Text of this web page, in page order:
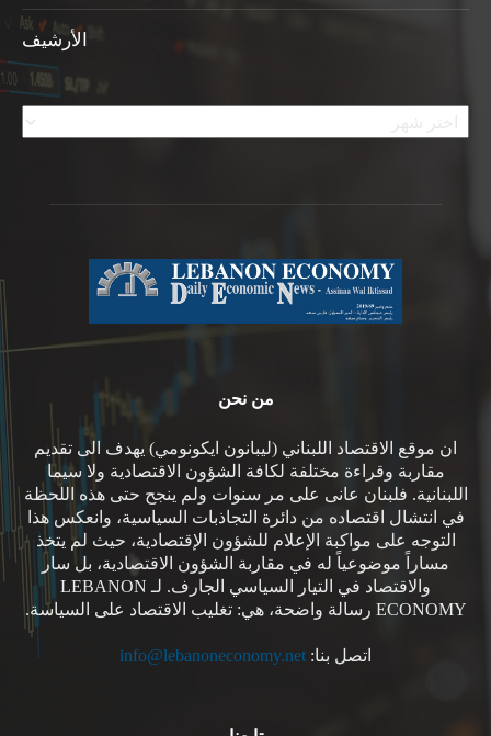
الأرشيف
الأرشيف
من نحن
ان موقع الاقتصاد اللبناني (ليبانون ايكونومي) يهدف الى تقديم
مقاربة وقراءة مختلفة لكافة الشؤون الاقتصادية ولا سيما
اللبنانية. فلبنان عانى على مر سنوات ولم ينجح حتى هذه اللحظة
في انتشال اقتصاده من دائرة التجاذبات السياسية، وانعكس هذا
التوجه على مواكبة الإعلام للشؤون الإقتصادية، حيث لم يتخذ
مساراً موضوعياً له في مقاربة الشؤون الاقتصادية، بل سار
والاقتصاد في التيار السياسي الجارف. لـ LEBANON
ECONOMY رسالة واضحة، هي: تغليب الاقتصاد على السياسة.
اتصل بنا: info@lebanoneconomy.net